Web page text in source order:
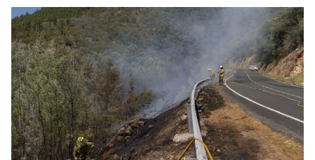
PROTOCOLO DE VIGILANCIA
Galicia vigila a los contactos del contagiado
franco-argentino por hantavirus